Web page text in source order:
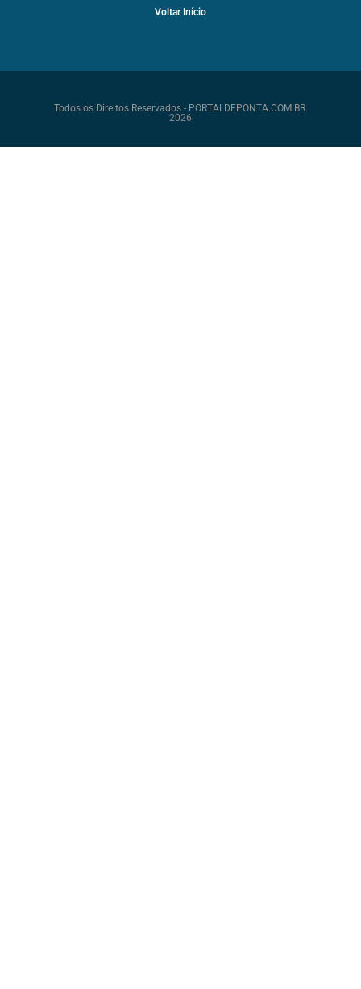
Voltar Início
Todos os Direitos Reservados - PORTALDEPONTA.COM.BR.
2026